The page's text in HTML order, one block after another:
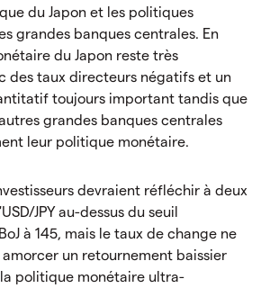
du Japon et les politiques
grandes banques centrales. En
du Japon reste très
des taux directeurs négatifs et un
toujours important tandis que
grandes banques centrales
leur politique monétaire.
devraient réfléchir à deux
JPY au-dessus du seuil
à 145, mais le taux de change ne
un retournement baissier
politique monétaire ultra-